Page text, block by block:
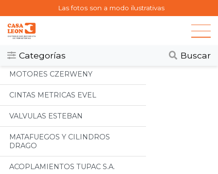
Las fotos son a modo ilustrativas
Categorías Buscar
Categorias
Todos
MOTORES CZERWENY
CINTAS METRICAS EVEL
VALVULAS ESTEBAN
MATAFUEGOS Y CILINDROS
DRAGO
ACOPLAMIENTOS TUPAC S.A.